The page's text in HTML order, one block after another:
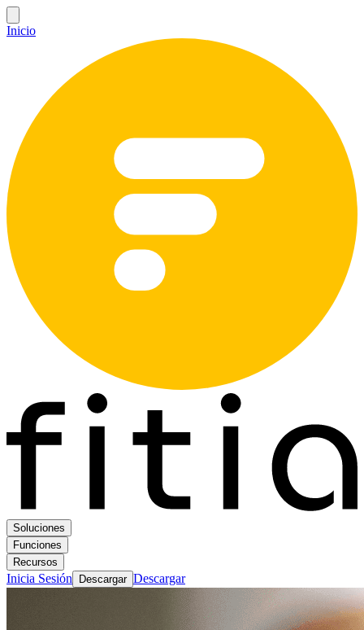
Inicio
Soluciones
Funciones
Recursos
Inicia Sesión Descargar Descargar